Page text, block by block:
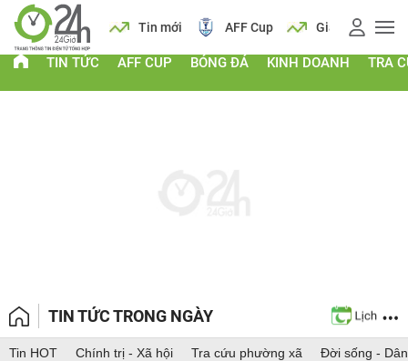
Lịch Tin mới AFF Cup Giá vàng
TIN TỨC AFF CUP BÓNG ĐÁ KINH DOANH TRA
TIN TỨC TRONG NGÀY
Tin HOT Chính trị - Xã hội Tra cứu phường xã Đời sống -